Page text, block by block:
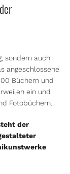
sondern auch
angeschlossene
Büchern und
ein und
Fotobüchern.
der